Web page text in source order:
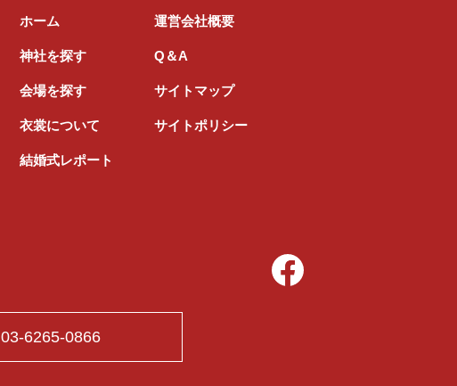
ホーム
神社を探す
会場を探す
衣裳について
結婚式レポート
運営会社概要
Q＆A
サイトマップ
サイトポリシー
03-6265-0866